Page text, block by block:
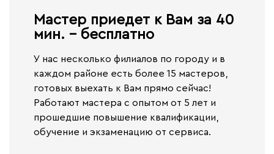
Мастер приедет к Вам за 40
мин. - бесплатно​
У нас несколько филиалов по городу и в
каждом районе есть более 15 мастеров,
готовых выехать к Вам прямо сейчас!
Работают мастера с опытом от 5 лет и
прошедшие повышение квалификации,
обучение и экзаменацию от сервиса.